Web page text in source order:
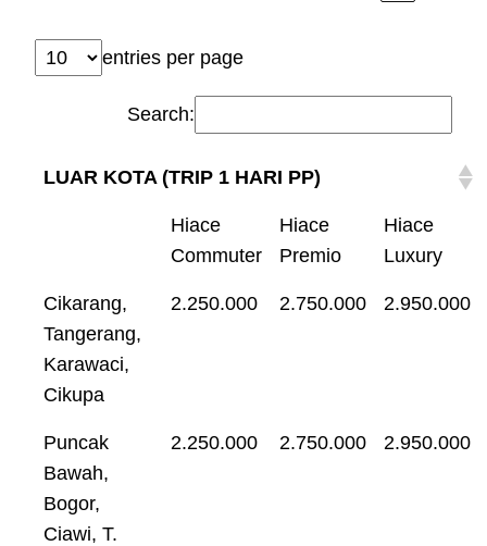
entries per page
Search:
LUAR KOTA (TRIP 1 HARI PP)
Hiace
Commuter
Hiace
Premio
Hiace
Luxury
Cikarang,
Tangerang,
Karawaci,
Cikupa
2.250.000 2.750.000 2.950.000
Puncak
Bawah,
Bogor,
Ciawi, T.
2.250.000 2.750.000 2.950.000